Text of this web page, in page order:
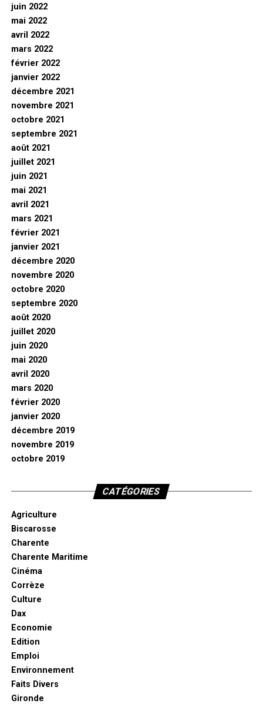
juin 2022
mai 2022
avril 2022
mars 2022
février 2022
janvier 2022
décembre 2021
novembre 2021
octobre 2021
septembre 2021
août 2021
juillet 2021
juin 2021
mai 2021
avril 2021
mars 2021
février 2021
janvier 2021
décembre 2020
novembre 2020
octobre 2020
septembre 2020
août 2020
juillet 2020
juin 2020
mai 2020
avril 2020
mars 2020
février 2020
janvier 2020
décembre 2019
novembre 2019
octobre 2019
CATÉGORIES
Agriculture
Biscarosse
Charente
Charente Maritime
Cinéma
Corrèze
Culture
Dax
Economie
Edition
Emploi
Environnement
Faits Divers
Gironde